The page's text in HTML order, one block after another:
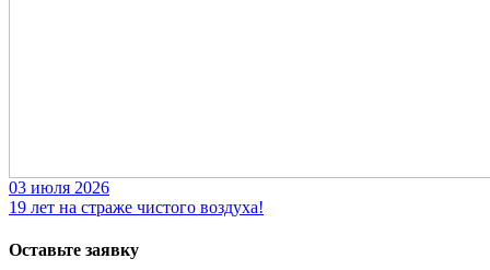
03 июля 2026
19 лет на страже чистого воздуха!
Оставьте заявку